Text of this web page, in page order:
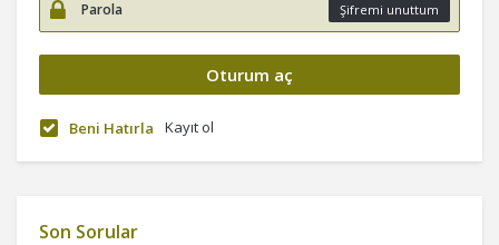
Şifremi unuttum
Beni Hatırla Kayıt ol
Son Sorular